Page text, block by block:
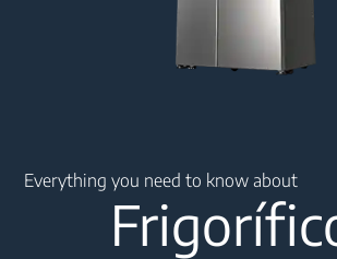
Everything you need to know about